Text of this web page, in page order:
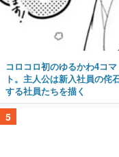
コロコロ初のゆるかわ4コ
ト。主人公は新入社員の侘
する社員たちを描く
5